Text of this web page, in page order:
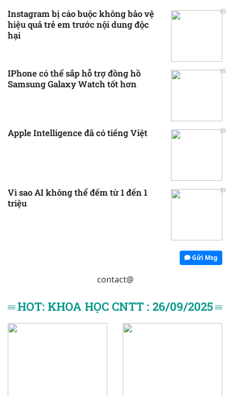
Instagram bị cáo buộc không bảo vệ
hiệu quả trẻ em trước nội dung độc
hại
IPhone có thể sắp hỗ trợ đồng hồ
Samsung Galaxy Watch tốt hơn
Apple Intelligence đã có tiếng Việt
Vì sao AI không thể đếm từ 1 đến 1
triệu
Gửi Msg
contact@
HOT: KHOA HỌC CNTT : 26/09/2025